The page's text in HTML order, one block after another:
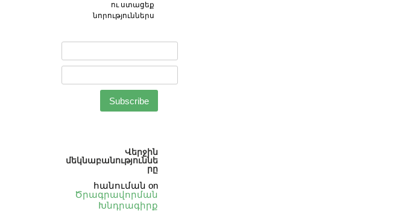
ու ստացեք
նորություններս
Վերջին
մեկնաբանություննե
րը
հանուման on
Ծրագրավորման
Խնդրագիրք